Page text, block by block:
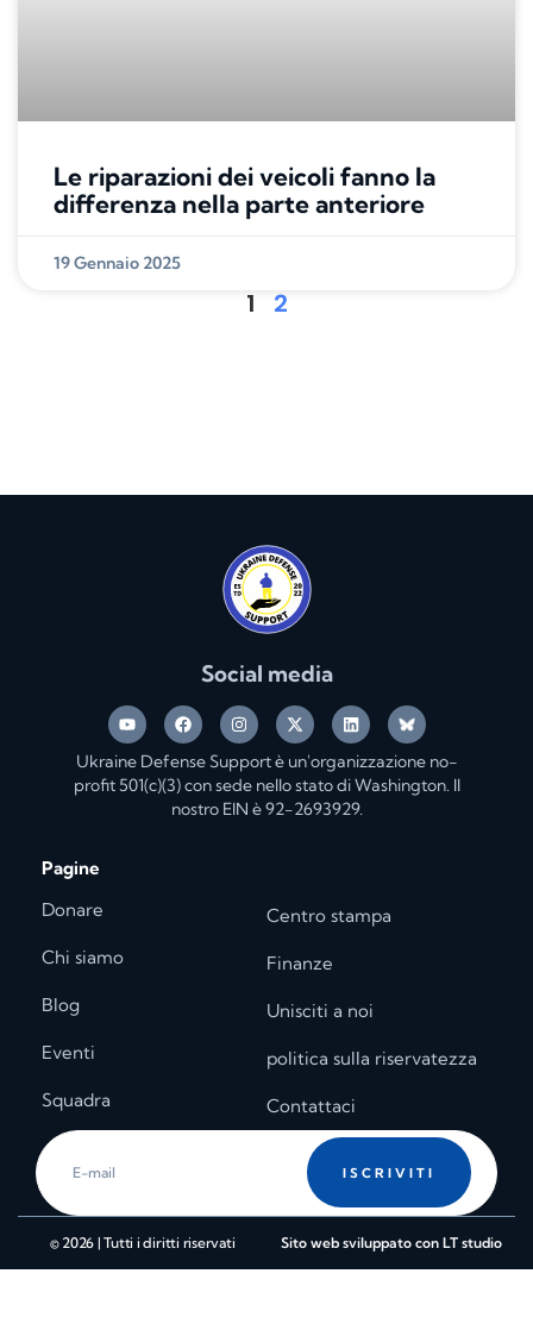
Le riparazioni dei veicoli fanno la
differenza nella parte anteriore
19 Gennaio 2025
1 2
Social media
Ukraine Defense Support è un'organizzazione no-
profit 501(c)(3) con sede nello stato di Washington. Il
nostro EIN è 92-2693929.
Pagine
Donare
Chi siamo
Blog
Eventi
Squadra
Centro stampa
Finanze
Unisciti a noi
politica sulla riservatezza
Contattaci
ISCRIVITI
© 2026 | Tutti i diritti riservati Sito web sviluppato con LT studio